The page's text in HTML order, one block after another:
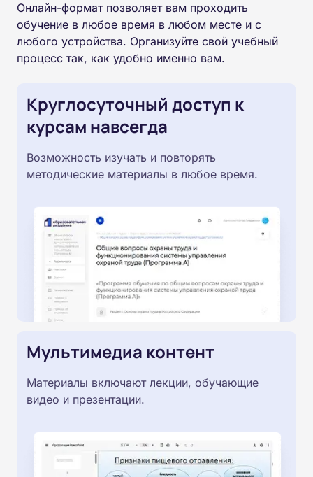
Онлайн-формат позволяет вам проходить
обучение в любое время в любом месте и с
любого устройства. Организуйте свой учебный
процесс так, как удобно именно вам.
Круглосуточный доступ к
курсам навсегда
Возможность изучать и повторять
методические материалы в любое время.
Мультимедиа контент
Материалы включают лекции, обучающие
видео и презентации.